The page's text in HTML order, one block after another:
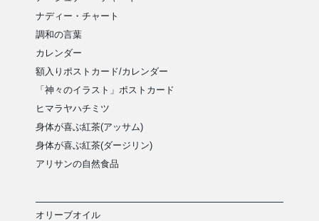
ナディー・チャート
調和の言葉
カレンダー
額入りポストカード/カレンダー
「神々のイラスト」ポストカード
ヒマラヤハチミツ
身体が喜ぶ紅茶(アッサム)
身体が喜ぶ紅茶(ダージリン)
アリサンの自然食品
オリーブオイル